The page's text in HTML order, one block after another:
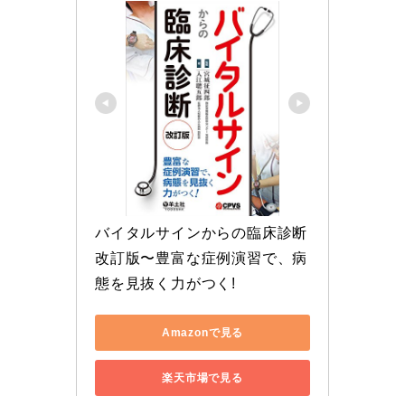
バイタルサインからの臨床診断
改訂版〜豊富な症例演習で、病
態を見抜く力がつく!
Amazonで見る
楽天市場で見る